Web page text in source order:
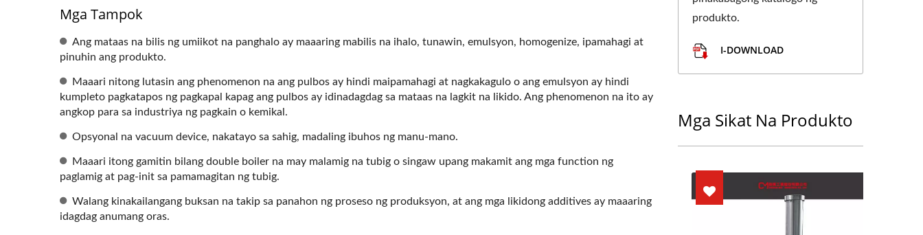
Mga Tampok
Ang mataas na bilis ng umiikot na panghalo ay maaaring mabilis na ihalo, tunawin, emulsyon, homogenize, ipamahagi at
pinuhin ang produkto.
Maaari nitong lutasin ang phenomenon na ang pulbos ay hindi maipamahagi at nagkakagulo o ang emulsyon ay hindi
kumpleto pagkatapos ng pagkapal kapag ang pulbos ay idinadagdag sa mataas na lagkit na likido. Ang phenomenon na ito ay
angkop para sa industriya ng pagkain o kemikal.
Opsyonal na vacuum device, nakatayo sa sahig, madaling ibuhos ng manu-mano.
Maaari itong gamitin bilang double boiler na may malamig na tubig o singaw upang makamit ang mga function ng
paglamig at pag-init sa pamamagitan ng tubig.
Walang kinakailangang buksan na takip sa panahon ng proseso ng produksyon, at ang mga likidong additives ay maaaring
idagdag anumang oras.
produkto.
I-DOWNLOAD
Mga Sikat Na Produkto